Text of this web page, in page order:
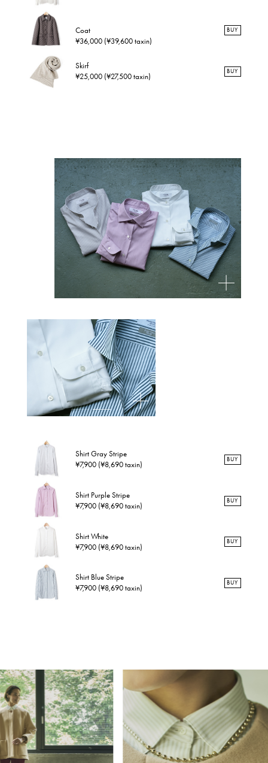
Coat
¥36,000 (¥39,600 taxin)
BUY
Skirf
¥25,000 (¥27,500 taxin)
BUY
Shirt Gray Stripe
¥7,900 (¥8,690 taxin)
BUY
Shirt Purple Stripe
¥7,900 (¥8,690 taxin)
BUY
Shirt White
¥7,900 (¥8,690 taxin)
BUY
Shirt Blue Stripe
¥7,900 (¥8,690 taxin)
BUY